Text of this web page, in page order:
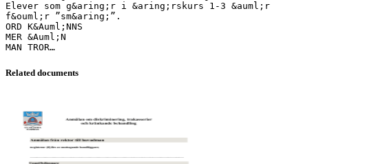
Elever som g&aring;r i &aring;rskurs 1-3 &auml;r
f&ouml;r ”sm&aring;”.
ORD K&Auml;NNS
MER &Auml;N
Related documents